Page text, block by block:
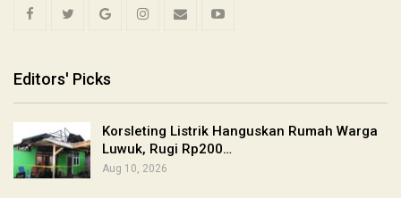
Editors' Picks
Korsleting Listrik Hanguskan Rumah Warga
Luwuk, Rugi Rp200…
Aug 10, 2026